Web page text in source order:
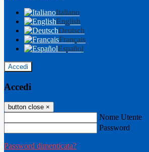
Italiano
English
Deutsch
Français
Español
Accedi
Accedi
button close ×
Nome Utente
Password
Password dimenticata?